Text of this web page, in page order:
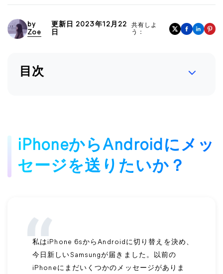
by
Zoe
更新日 2023年12月22
日
共有しよ
う：
目次
iPhoneからAndroidにメッ
セージを送りたいか？
私はiPhone 6sからAndroidに切り替えを決め、
今日新しいSamsungが届きました。以前の
iPhoneにまだいくつかのメッセージがありま